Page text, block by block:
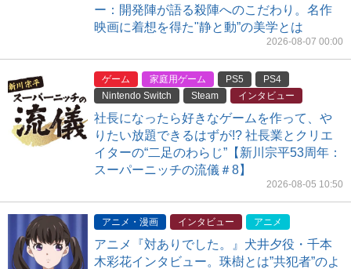
ー：開発陣が語る殺陣へのこだわり。名作
映画に着想を得た"静と動”の美学とは
2026-08-07 00:00
ゲーム 家庭用ゲーム PS5
PS4
Nintendo Switch
Steam インタビュー
社長になったら好きなゲームを作って、や
りたい放題できるはずが!? 社長業とクリエ
イターの“二足のわらじ”【新川宗平53周年：
スーパーニッチの流儀＃8】
2026-08-05 10:50
アニメ・漫画 インタビュー アニメ
アニメ『対ありでした。』犬井夕役・千本
木彩花インタビュー。珠樹とは”共犯者”のよ